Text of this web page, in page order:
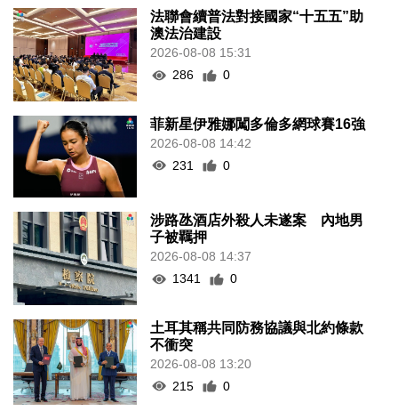
法聯會續普法對接國家“十五五”助
澳法治建設
2026-08-08 15:31
286
0
菲新星伊雅娜闖多倫多網球賽16強
2026-08-08 14:42
231
0
涉路氹酒店外殺人未遂案 內地男
子被羈押
2026-08-08 14:37
1341
0
土耳其稱共同防務協議與北約條款
不衝突
2026-08-08 13:20
215
0